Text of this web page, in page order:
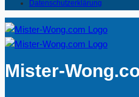
Datenschutzerklärung
Mister-